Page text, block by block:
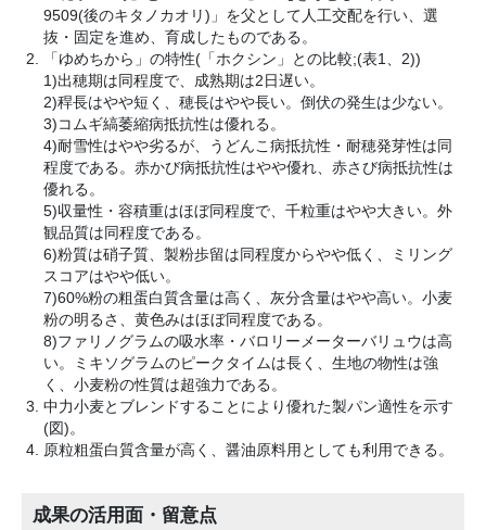
9509(後のキタノカオリ)」を父として人工交配を行い、選
抜・固定を進め、育成したものである。
「ゆめちから」の特性(「ホクシン」との比較;(表1、2))
1)出穂期は同程度で、成熟期は2日遅い。
2)稈長はやや短く、穂長はやや長い。倒伏の発生は少ない。
3)コムギ縞萎縮病抵抗性は優れる。
4)耐雪性はやや劣るが、うどんこ病抵抗性・耐穂発芽性は同
程度である。赤かび病抵抗性はやや優れ、赤さび病抵抗性は
優れる。
5)収量性・容積重はほぼ同程度で、千粒重はやや大きい。外
観品質は同程度である。
6)粉質は硝子質、製粉歩留は同程度からやや低く、ミリング
スコアはやや低い。
7)60%粉の粗蛋白質含量は高く、灰分含量はやや高い。小麦
粉の明るさ、黄色みはほぼ同程度である。
8)ファリノグラムの吸水率・バロリーメーターバリュウは高
い。ミキソグラムのピークタイムは長く、生地の物性は強
く、小麦粉の性質は超強力である。
中力小麦とブレンドすることにより優れた製パン適性を示す
(図)。
原粒粗蛋白質含量が高く、醤油原料用としても利用できる。
成果の活用面・留意点